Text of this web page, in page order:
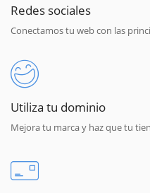
Redes sociales
Conectamos tu web con las
Utiliza tu dominio
Mejora tu marca y haz que tu